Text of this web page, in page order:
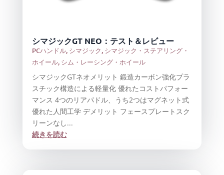
シマジックGT NEO：テスト＆レビュー
PCハンドル, シマジック, シマジック・ステアリング・
ホイール, シム・レーシング・ホイール
シマジックGTネオメリット 鍛造カーボン強化プラ
スチック構造による軽量化 優れたコストパフォー
マンス 4つのリアパドル、うち2つはマグネット式
優れた人間工学 デメリット フェースプレートスク
リーンなし...
続きを読む